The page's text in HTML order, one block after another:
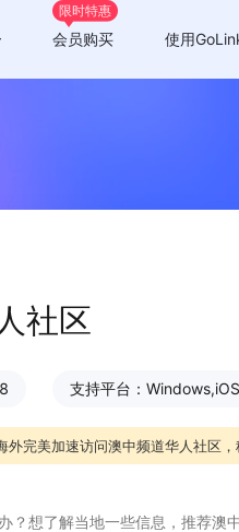
限时特惠
会员购买 使用
社区
支持平台：
外完美加速访问澳中频道华人社区
？想了解当地一些信息，推荐